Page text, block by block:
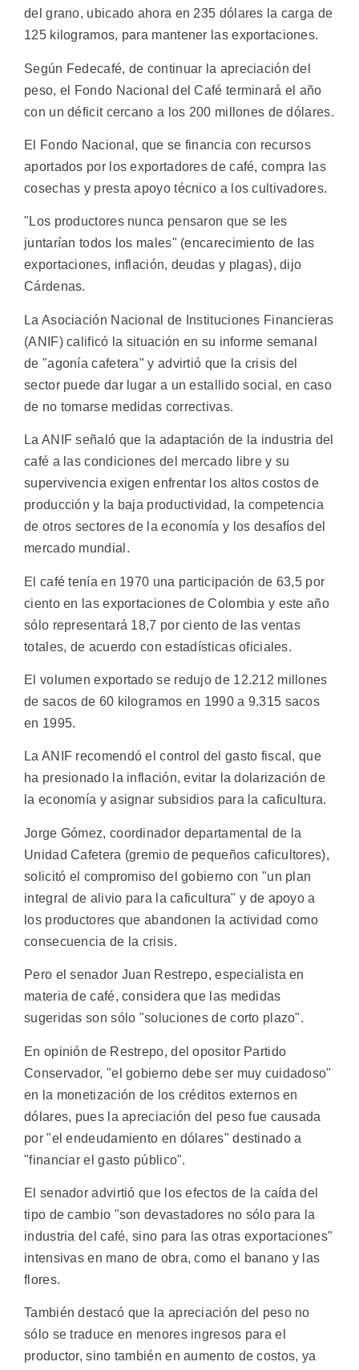
del grano, ubicado ahora en 235 dólares la carga de
125 kilogramos, para mantener las exportaciones.
Según Fedecafé, de continuar la apreciación del
peso, el Fondo Nacional del Café terminará el año
con un déficit cercano a los 200 millones de dólares.
El Fondo Nacional, que se financia con recursos
aportados por los exportadores de café, compra las
cosechas y presta apoyo técnico a los cultivadores.
"Los productores nunca pensaron que se les
juntarían todos los males" (encarecimiento de las
exportaciones, inflación, deudas y plagas), dijo
Cárdenas.
La Asociación Nacional de Instituciones Financieras
(ANIF) calificó la situación en su informe semanal
de "agonía cafetera" y advirtió que la crisis del
sector puede dar lugar a un estallido social, en caso
de no tomarse medidas correctivas.
La ANIF señaló que la adaptación de la industria del
café a las condiciones del mercado libre y su
supervivencia exigen enfrentar los altos costos de
producción y la baja productividad, la competencia
de otros sectores de la economía y los desafíos del
mercado mundial.
El café tenía en 1970 una participación de 63,5 por
ciento en las exportaciones de Colombia y este año
sólo representará 18,7 por ciento de las ventas
totales, de acuerdo con estadísticas oficiales.
El volumen exportado se redujo de 12.212 millones
de sacos de 60 kilogramos en 1990 a 9.315 sacos
en 1995.
La ANIF recomendó el control del gasto fiscal, que
ha presionado la inflación, evitar la dolarización de
la economía y asignar subsidios para la caficultura.
Jorge Gómez, coordinador departamental de la
Unidad Cafetera (gremio de pequeños caficultores),
solicitó el compromiso del gobierno con "un plan
integral de alivio para la caficultura" y de apoyo a
los productores que abandonen la actividad como
consecuencia de la crisis.
Pero el senador Juan Restrepo, especialista en
materia de café, considera que las medidas
sugeridas son sólo "soluciones de corto plazo".
En opinión de Restrepo, del opositor Partido
Conservador, "el gobierno debe ser muy cuidadoso"
en la monetización de los créditos externos en
dólares, pues la apreciación del peso fue causada
por "el endeudamiento en dólares" destinado a
"financiar el gasto público".
El senador advirtió que los efectos de la caída del
tipo de cambio "son devastadores no sólo para la
industria del café, sino para las otras exportaciones"
intensivas en mano de obra, como el banano y las
flores.
También destacó que la apreciación del peso no
sólo se traduce en menores ingresos para el
productor, sino también en aumento de costos, ya